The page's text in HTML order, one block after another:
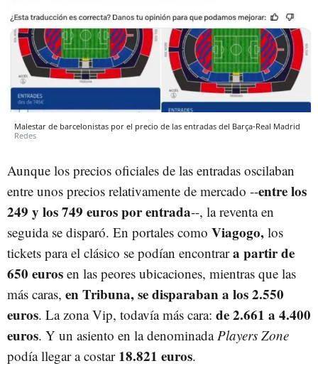
Malestar de barcelonistas por el precio de las entradas del Barça-Real Madrid
Redes
Aunque los precios oficiales de las entradas oscilaban
entre unos precios relativamente de mercado --entre los
249 y los 749 euros por entrada--, la reventa en
seguida se disparó. En portales como Viagogo, los
tickets para el clásico se podían encontrara partir de
650 euros en las peores ubicaciones, mientras que las
más caras, en Tribuna,se disparaban a los 2.550
euros. La zona Vip, todavía más cara: de 2.661 a 4.400
euros. Y un asiento en la denominada Players Zone
podía llegar a costar 18.821 euros.